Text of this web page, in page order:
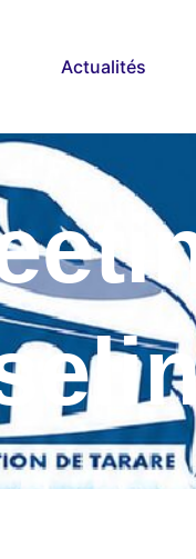
Actualités